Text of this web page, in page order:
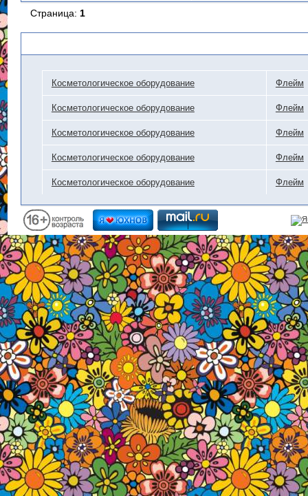
Страница: 1
Косметологическое оборудование Флейм
Косметологическое оборудование Флейм
Косметологическое оборудование Флейм
Косметологическое оборудование Флейм
Косметологическое оборудование Флейм